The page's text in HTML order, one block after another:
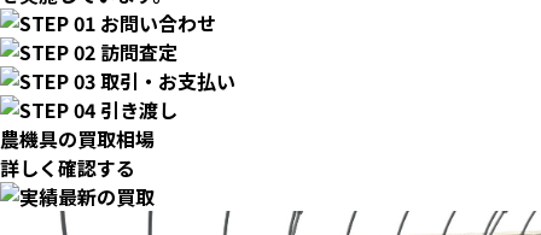
農機具の買取相場
詳しく確認する